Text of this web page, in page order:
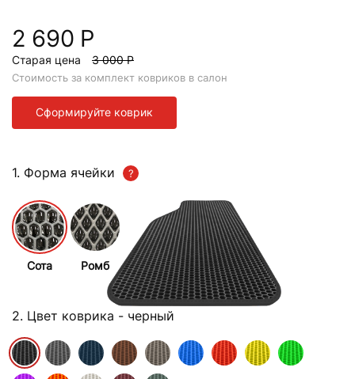
2 690 Р
Старая цена 3 000 Р
Стоимость за комплект ковриков в салон
Сформируйте коврик
1. Форма ячейки
Сота Ромб
2. Цвет коврика - черный